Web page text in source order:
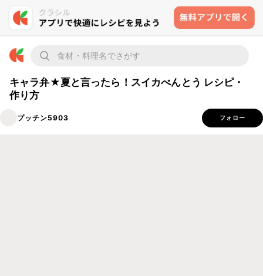
キャラ弁★夏と言ったら！スイカべんとう レシピ・
作り方
プッチン5903 フォロー